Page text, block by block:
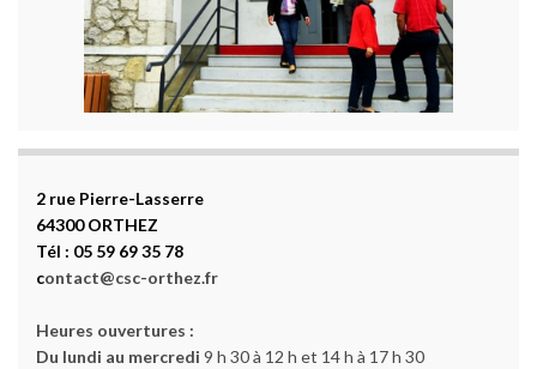
2 rue Pierre-Lasserre
64300 ORTHEZ
Tél : 05 59 69 35 78
contact@csc-orthez.fr
Heures ouvertures :
Du lundi au mercredi 9 h 30 à 12 h et 14 h à 17 h 30